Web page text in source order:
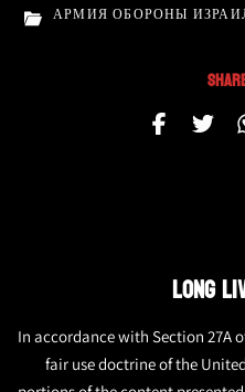
АРМИЯ ОБОРОНЫ
LONG
In accordance with Section 27A
fair use doctrine of the